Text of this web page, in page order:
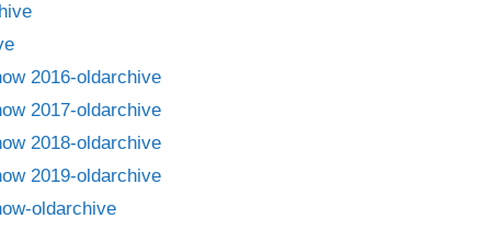
2016-oldarchive
2017-oldarchive
2018-oldarchive
2019-oldarchive
oldarchive